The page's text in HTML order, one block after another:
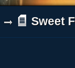
Sweet